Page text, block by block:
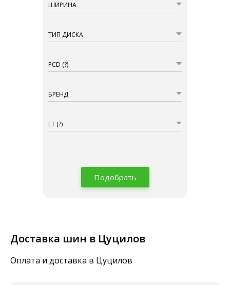
ШИРИНА
ТИП ДИСКА
PCD (?)
БРЕНД
ET (?)
Подобрать
Доставка шин в Цуцилов
Оплата и доставка в Цуцилов